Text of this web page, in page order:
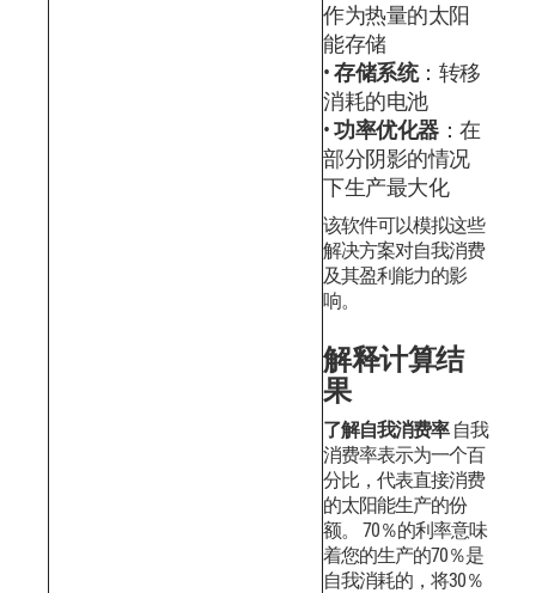
作为热量的太阳
能存储
存储系统：转移
消耗的电池
功率优化器：在
部分阴影的情况
下生产最大化
该软件可以模拟这些
解决方案对自我消费
及其盈利能力的影
响。
解释计算结
果
了解自我消费率自我
消费率表示为一个百
分比，代表直接消费
的太阳能生产的份
额。 70％的利率意味
着您的生产的70％是
自我消耗的，将30％